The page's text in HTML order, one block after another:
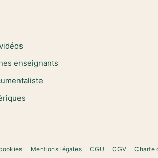
enseignants
Mentions légales CGU CGV Charte